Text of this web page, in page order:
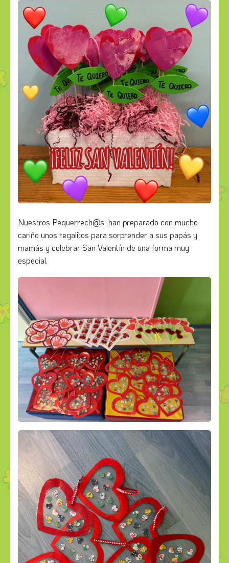
Nuestros Pequerrech@s han preparado con mucho
cariño unos regalitos para sorprender a sus papás y
mamás y celebrar San Valentín de una forma muy
especial.